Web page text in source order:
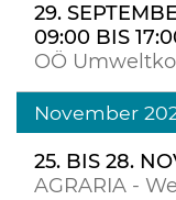
29.
09:00 BIS
OÖ
November
25. BIS 28.
AGRARIA -